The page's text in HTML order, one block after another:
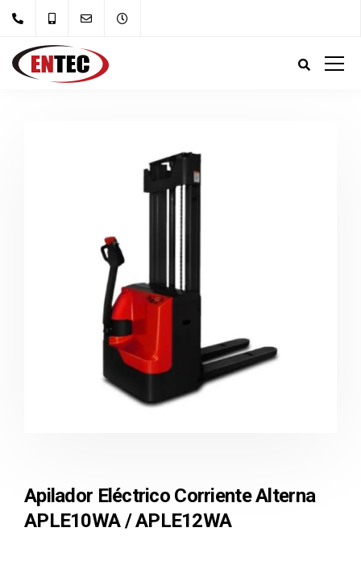
Apilador Eléctrico Corriente Alterna
APLE10WA / APLE12WA